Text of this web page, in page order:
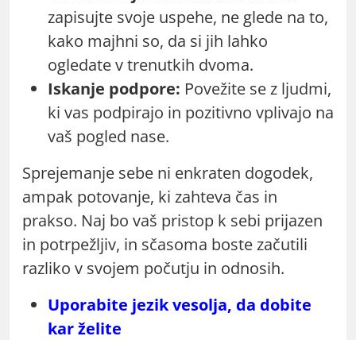
zapisujte svoje uspehe, ne glede na to,
kako majhni so, da si jih lahko
ogledate v trenutkih dvoma.
Iskanje podpore: Povežite se z ljudmi,
ki vas podpirajo in pozitivno vplivajo na
vaš pogled nase.
Sprejemanje sebe ni enkraten dogodek,
ampak potovanje, ki zahteva čas in
prakso. Naj bo vaš pristop k sebi prijazen
in potrpežljiv, in sčasoma boste začutili
razliko v svojem počutju in odnosih.
Uporabite jezik vesolja, da dobite
kar želite